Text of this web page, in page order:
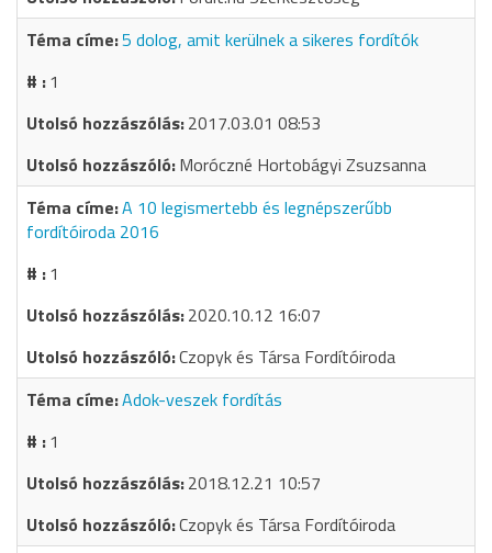
5 dolog, amit kerülnek a sikeres fordítók
1
2017.03.01 08:53
Moróczné Hortobágyi Zsuzsanna
A 10 legismertebb és legnépszerűbb
fordítóiroda 2016
1
2020.10.12 16:07
Czopyk és Társa Fordítóiroda
Adok-veszek fordítás
1
2018.12.21 10:57
Czopyk és Társa Fordítóiroda